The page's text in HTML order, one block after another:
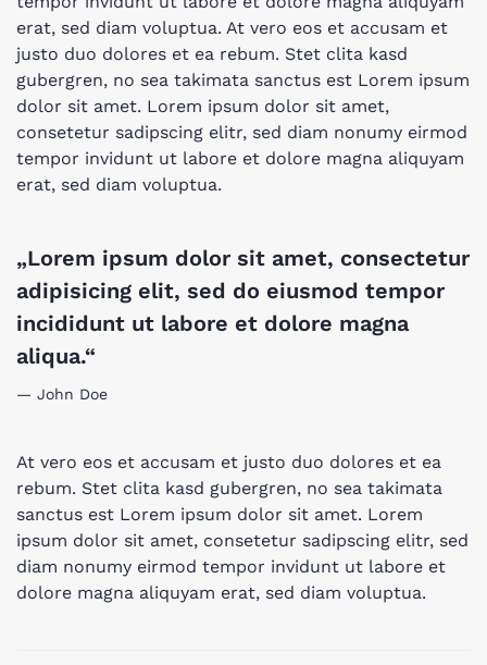
erat, sed diam voluptua. At vero eos et accusam et
justo duo dolores et ea rebum. Stet clita kasd
gubergren, no sea takimata sanctus est Lorem ipsum
dolor sit amet. Lorem ipsum dolor sit amet,
consetetur sadipscing elitr, sed diam nonumy eirmod
tempor invidunt ut labore et dolore magna aliquyam
erat, sed diam voluptua.
„Lorem ipsum dolor sit amet, consectetur
adipisicing elit, sed do eiusmod tempor
incididunt ut labore et dolore magna
aliqua.“
John Doe
At vero eos et accusam et justo duo dolores et ea
rebum. Stet clita kasd gubergren, no sea takimata
sanctus est Lorem ipsum dolor sit amet. Lorem
ipsum dolor sit amet, consetetur sadipscing elitr, sed
diam nonumy eirmod tempor invidunt ut labore et
dolore magna aliquyam erat, sed diam voluptua.